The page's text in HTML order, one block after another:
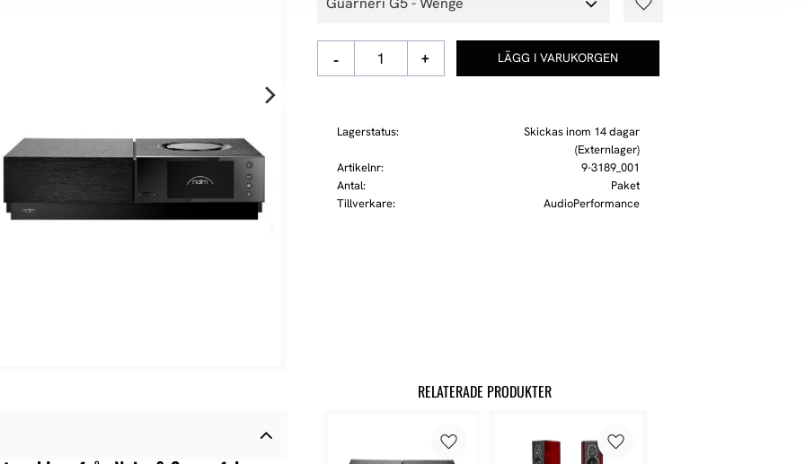
+
-
Lägg till i favoriter
Lagerstatus
Skickas inom 14 dagar
(Externlager)
Artikelnr
9-3189_001
Antal
Paket
Tillverkare
AudioPerformance
RELATERADE PRODUKTER
Lägg till i favoriter Lägg till i favoriter